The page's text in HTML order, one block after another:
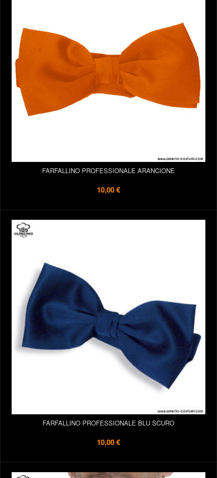
FARFALLINO PROFESSIONALE ARANCIONE
10,00 €
FARFALLINO PROFESSIONALE BLU SCURO
10,00 €